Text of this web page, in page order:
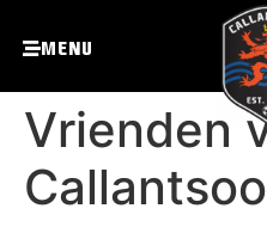
Menu
Vrienden